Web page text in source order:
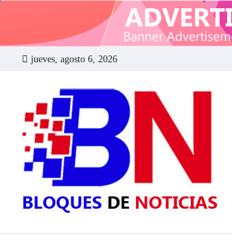
jueves, agosto 6, 2026